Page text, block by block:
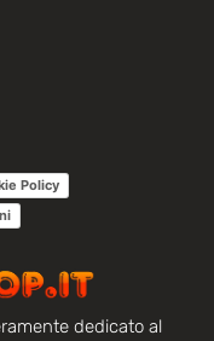
Policy
dedicato al